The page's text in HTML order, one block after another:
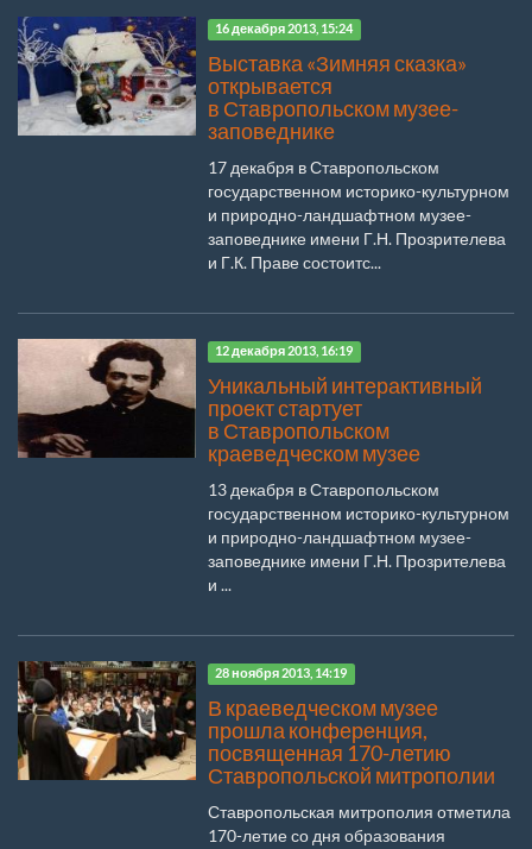
16 декабря 2013, 15:24
Выставка «Зимняя сказка»
открывается
в Ставропольском музее-
заповеднике
17 декабря в Ставропольском
государственном историко-культурном
и природно-ландшафтном музее-
заповеднике имени Г.Н. Прозрителева
и Г.К. Праве состоитс...
12 декабря 2013, 16:19
Уникальный интерактивный
проект стартует
в Ставропольском
краеведческом музее
13 декабря в Ставропольском
государственном историко-культурном
и природно-ландшафтном музее-
заповеднике имени Г.Н. Прозрителева
и ...
28 ноября 2013, 14:19
В краеведческом музее
прошла конференция,
посвященная 170-летию
Ставропольской митрополии
Ставропольская митрополия отметила
170-летие со дня образования